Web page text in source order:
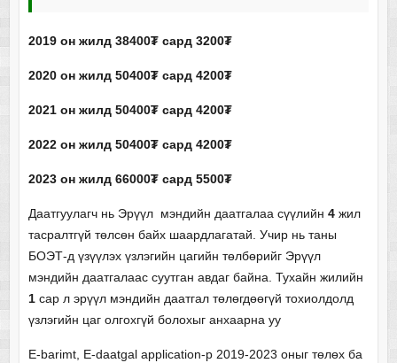
2019 он жилд 38400₮ сард 3200₮
2020 он жилд 50400₮ сард 4200₮
2021 он жилд 50400₮ сард 4200₮
2022 он жилд 50400₮ сард 4200₮
2023 он жилд 66000₮ сард 5500₮
Даатгуулагч нь Эрүүл мэндийн даатгалаа сүүлийн 4жил
тасралтгүй төлсөн байх шаардлагатай. Учир нь таны
БОЭТ-д үзүүлэх үзлэгийн цагийн төлбөрийг Эрүүл
мэндийн даатгалаас суутган авдаг байна. Тухайн жилийн
1сар л эрүүл мэндийн даатгал төлөгдөөгүй тохиолдолд
үзлэгийн цаг олгохгүй болохыг анхаарна уу
E-barimt, E-daatgal application-р 2019-2023 оныг төлөх ба